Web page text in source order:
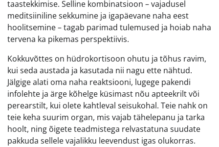
taastekkimise. Selline kombinatsioon – vajadusel
meditsiiniline sekkumine ja igapäevane naha eest
hoolitsemine – tagab parimad tulemused ja hoiab naha
tervena ka pikemas perspektiivis.
Kokkuvõttes on hüdrokortisoon ohutu ja tõhus ravim,
kui seda austada ja kasutada nii nagu ette nähtud.
Jälgige alati oma naha reaktsiooni, lugege pakendi
infolehte ja ärge kõhelge küsimast nõu apteekrilt või
perearstilt, kui olete kahtleval seisukohal. Teie nahk on
teie keha suurim organ, mis vajab tähelepanu ja tarka
hoolt, ning õigete teadmistega relvastatuna suudate
pakkuda sellele vajalikku leevendust igas olukorras.